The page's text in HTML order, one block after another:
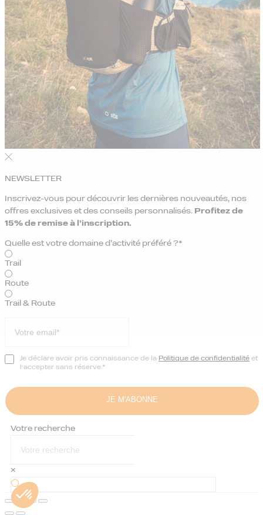
NEWSLETTER
Inscrivez-vous pour découvrir les dernières nouveautés, nos
offres exclusives et des conseils personnalisés. Profitez de
15% de remise à l’inscription.
Quelle est votre domaine d’activité préféré ?*
Trail
Route
Trail & Route
Je déclare avoir pris connaissance de la Politique de confidentialité et
l’accepter sans réserve.*
Votre recherche
×